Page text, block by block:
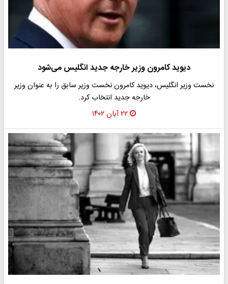
دیوید کامرون وزیر خارجه جدید انگلیس می‌شود
نخست وزیر انگلیس، دیوید کامرون نخست وزیر سابق را به عنوان وزیر
خارجه جدید انتخاب کرد.
۲۲ آبان ۱۴۰۲